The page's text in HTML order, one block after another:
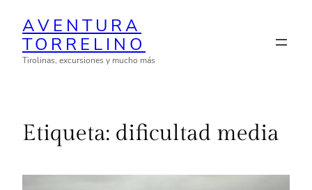
contenido
AVENTURA
TORRELINO
Tirolinas, excursiones y mucho más
Etiqueta: dificultad media